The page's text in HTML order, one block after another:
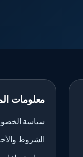
معلومات
سياسة
الشروط